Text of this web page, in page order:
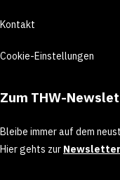
Kontakt
Cookie-Einstellungen
Zum THW-
Bleibe immer auf dem
Hier gehts zur